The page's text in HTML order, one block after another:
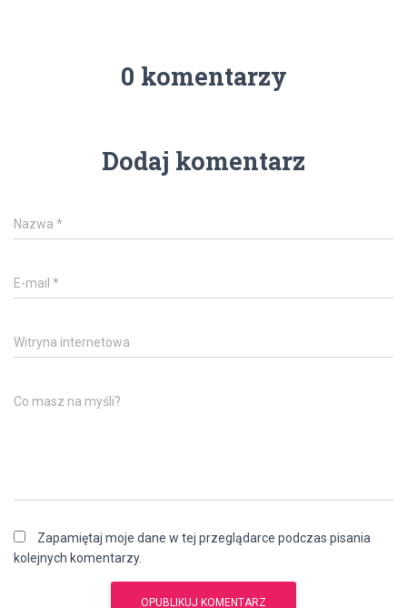
0 komentarzy
Dodaj komentarz
Nazwa *
E-mail *
Witryna internetowa
Co masz na myśli?
Zapamiętaj moje dane w tej przeglądarce podczas pisania
kolejnych komentarzy.